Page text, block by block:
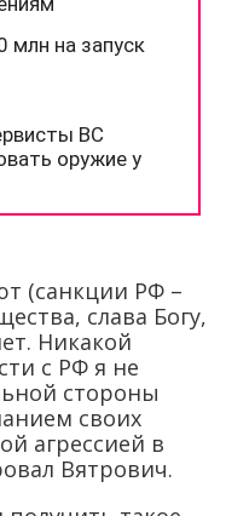
(санкции РФ –
слава Богу,
Никакой
с РФ я не
стороны
своих
агрессией в
Вятрович.